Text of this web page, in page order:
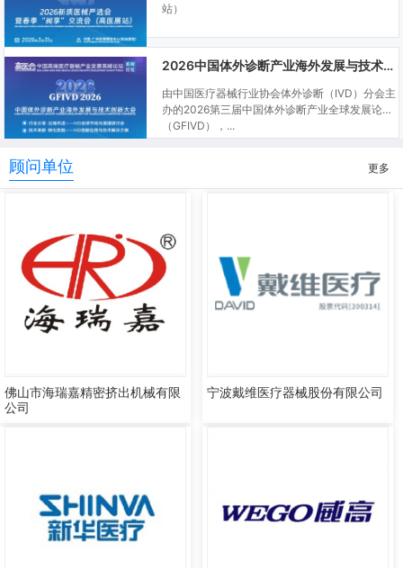
站）
2026中国体外诊断产业海外发展与技术创新大会
由中国医疗器械行业协会体外诊断（IVD）分会主
办的2026第三届中国体外诊断产业全球发展论坛
（GFIVD），...
顾问单位 更多
佛山市海瑞嘉精密挤出机械有限
公司
宁波戴维医疗器械股份有限公司